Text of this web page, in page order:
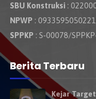
SBU Konstruksi :
NPWP :
SPPKP : S-00078/
Berita Terbaru
Kejar